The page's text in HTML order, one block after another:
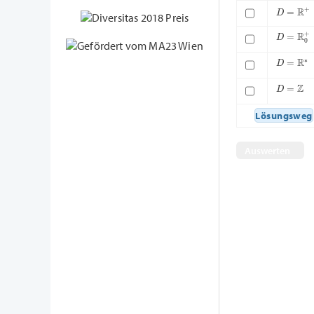
D
+
D
0+
D= ∗
D
Lösungsweg